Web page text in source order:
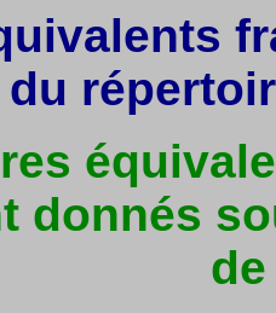
du
donnés